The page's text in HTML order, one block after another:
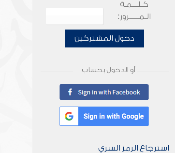
كـلـــمـة
الـمـــــرور:
دخول المشتركين
أو الدخول بحساب
استرجاع الرمز السري